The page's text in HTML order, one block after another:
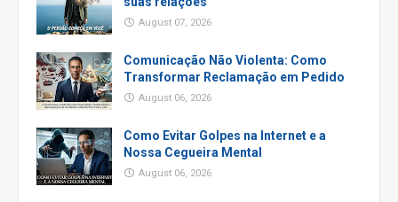
August 07, 2026
Comunicação Não Violenta: Como
Transformar Reclamação em Pedido
August 06, 2026
Como Evitar Golpes na Internet e a
Nossa Cegueira Mental
August 06, 2026